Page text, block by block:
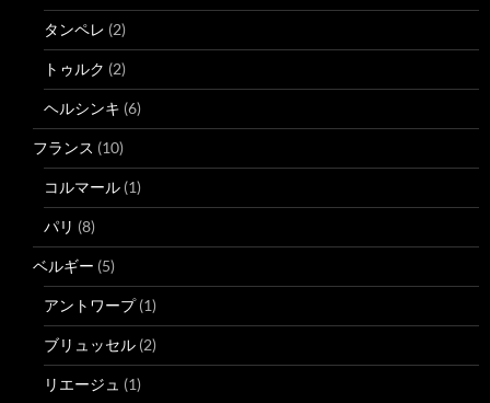
タンペレ (2)
トゥルク (2)
ヘルシンキ (6)
フランス (10)
コルマール (1)
パリ (8)
ベルギー (5)
アントワープ(1)
ブリュッセル (2)
リエージュ (1)